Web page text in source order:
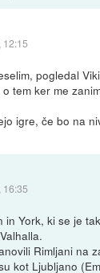
12:15
pogledal
tem ker me
igre, če bo na
16:35
in York, ki se je
Rimljani na
kot Ljubljano